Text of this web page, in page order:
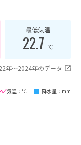
最低気温
22.7 ℃
年〜2024年のデータ
気温：℃ 降水量：mm